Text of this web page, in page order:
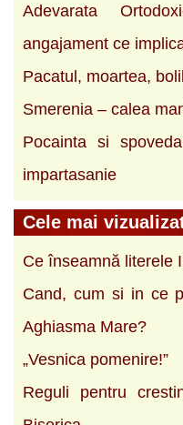
Adevarata
angajament ce
Pacatul, moartea,
Smerenia – calea
Pocainta si
impartasanie
Cele mai
Ce înseamnă literele
Cand, cum si in ce
Aghiasma Mare?
„Vesnica pomenire!”
Reguli pentru